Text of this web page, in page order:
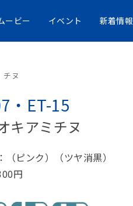
ービー イベント 新着情報
チヌ
・ET-15
キアミチヌ
（ピンク）（ツヤ消黒）
円